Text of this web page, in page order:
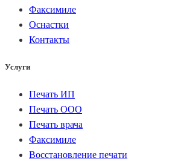
Факсимиле
Оснастки
Контакты
Услуги
Печать ИП
Печать ООО
Печать врача
Факсимиле
Восстановление печати